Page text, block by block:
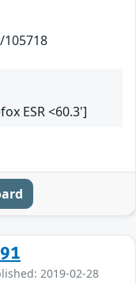
ESR <60.3']
2019-02-28